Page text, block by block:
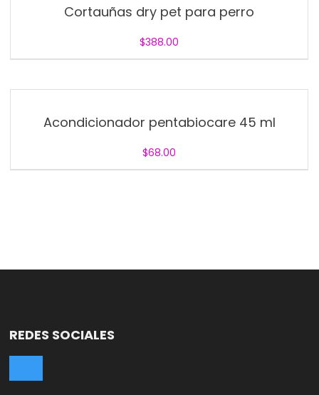
Cortauñas dry pet para perro
$388.00
Acondicionador pentabiocare 45 ml
$68.00
REDES SOCIALES